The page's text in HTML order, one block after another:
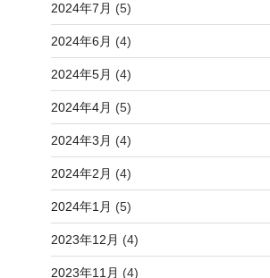
2024年7月 (5)
2024年6月 (4)
2024年5月 (4)
2024年4月 (5)
2024年3月 (4)
2024年2月 (4)
2024年1月 (5)
2023年12月 (4)
2023年11月 (4)